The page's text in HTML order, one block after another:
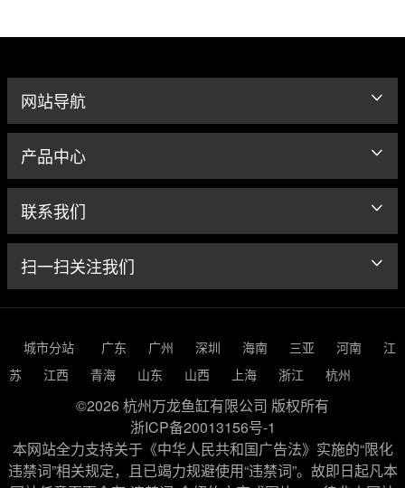
网站导航
产品中心
联系我们
扫一扫关注我们
城市分站 广东 广州 深圳 海南 三亚 河南
江
苏
江西 青海 山东 山西 上海 浙江 杭州
©2026 杭州万龙鱼缸有限公司 版权所有
浙ICP备20013156号-1
本网站全力支持关于《中华人民共和国广告法》实施的“限化
违禁词”相关规定，且已竭力规避使用“违禁词”。故即日起凡本